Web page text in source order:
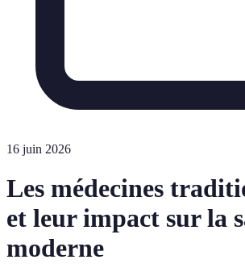
16 juin 2026
Les médecines
et leur impact sur la
moderne